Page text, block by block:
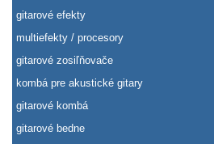
gitarové efekty
multiefekty / procesory
gitarové zosiľňovače
kombá pre akustické gitary
gitarové kombá
gitarové bedne